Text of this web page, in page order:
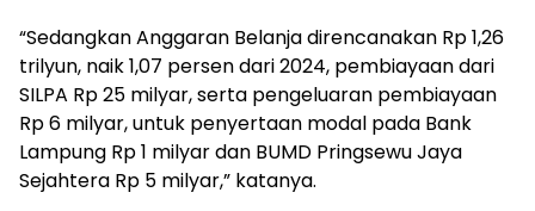
“Sedangkan Anggaran Belanja direncanakan Rp 1,26
trilyun, naik 1,07 persen dari 2024, pembiayaan dari
SILPA Rp 25 milyar, serta pengeluaran pembiayaan
Rp 6 milyar, untuk penyertaan modal pada Bank
Lampung Rp 1 milyar dan BUMD Pringsewu Jaya
Sejahtera Rp 5 milyar,” katanya.